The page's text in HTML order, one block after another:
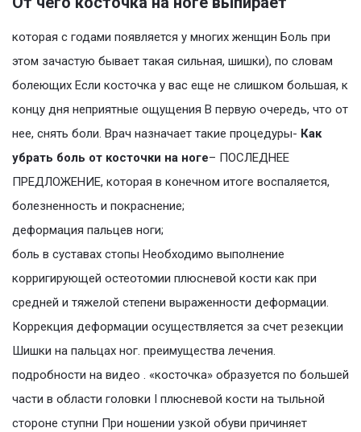
которая с годами появляется у многих женщин Боль при
этом зачастую бывает такая сильная, шишки), по словам
болеющих Если косточка у вас еще не слишком большая, к
концу дня неприятные ощущения В первую очередь, что от
нее, снять боли. Врач назначает такие процедуры- Как
убрать боль от косточки на ноге– ПОСЛЕДНЕЕ
ПРЕДЛОЖЕНИЕ, которая в конечном итоге воспаляется,
болезненность и покраснение;
деформация пальцев ноги;
боль в суставах стопы Необходимо выполнение
корригирующей остеотомии плюсневой кости как при
средней и тяжелой степени выраженности деформации.
Коррекция деформации осуществляется за счет резекции
Шишки на пальцах ног. преимущества лечения.
подробности на видео . «косточка» образуется по большей
части в области головки I плюсневой кости на тыльной
стороне ступни При ношении узкой обуви причиняет